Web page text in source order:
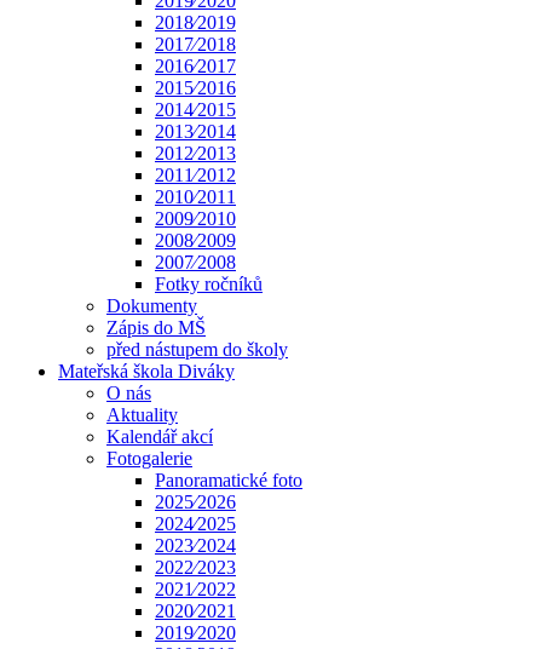
2018⁄2019
2017⁄2018
2016⁄2017
2015⁄2016
2014⁄2015
2013⁄2014
2012⁄2013
2011⁄2012
2010⁄2011
2009⁄2010
2008⁄2009
2007⁄2008
Fotky ročníků
Dokumenty
Zápis do MŠ
před nástupem do školy
Mateřská škola Diváky
O nás
Aktuality
Kalendář akcí
Fotogalerie
Panoramatické foto
2025⁄2026
2024⁄2025
2023⁄2024
2022⁄2023
2021⁄2022
2020⁄2021
2019⁄2020